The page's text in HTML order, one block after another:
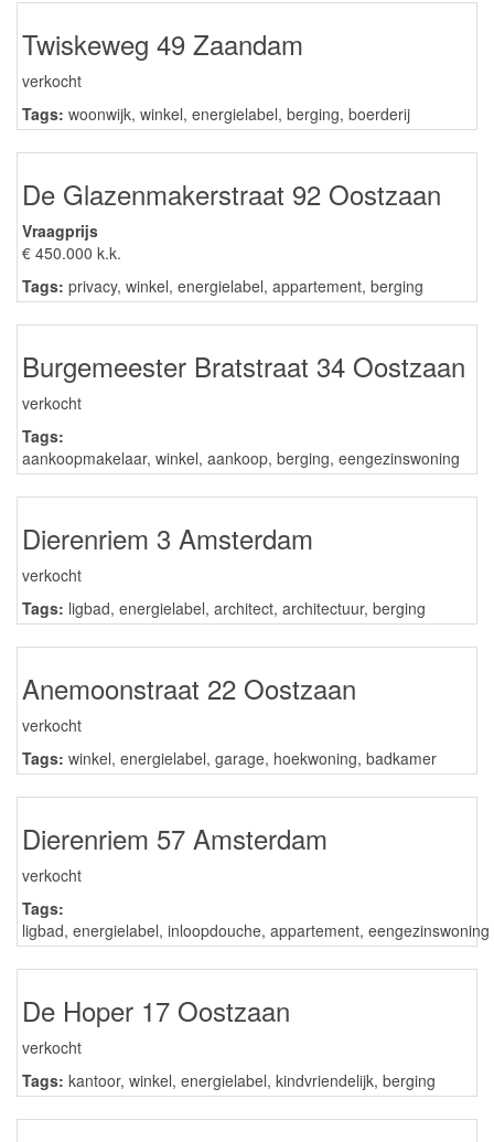
Twiskeweg 49 Zaandam
verkocht
Tags: woonwijk, winkel, energielabel, berging, boerderij
De Glazenmakerstraat 92 Oostzaan
Vraagprijs
€ 450.000 k.k.
Tags: privacy, winkel, energielabel, appartement, berging
Burgemeester Bratstraat 34 Oostzaan
verkocht
Tags:
aankoopmakelaar, winkel, aankoop, berging, eengezinswoning
Dierenriem 3 Amsterdam
verkocht
Tags: ligbad, energielabel, architect, architectuur, berging
Anemoonstraat 22 Oostzaan
verkocht
Tags: winkel, energielabel, garage, hoekwoning, badkamer
Dierenriem 57 Amsterdam
verkocht
Tags:
ligbad, energielabel, inloopdouche, appartement, eengezinswoning
De Hoper 17 Oostzaan
verkocht
Tags: kantoor, winkel, energielabel, kindvriendelijk, berging